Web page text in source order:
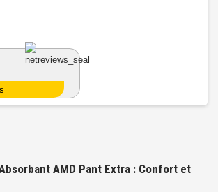
AMD Pant Extra : Confort et